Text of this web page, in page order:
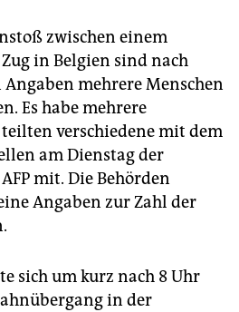
zwischen einem
in Belgien sind nach
mehrere Menschen
Es habe mehrere
teilten verschiedene mit dem
am Dienstag der
mit. Die Behörden
Angaben zur Zahl der
sich um kurz nach 8 Uhr
in der